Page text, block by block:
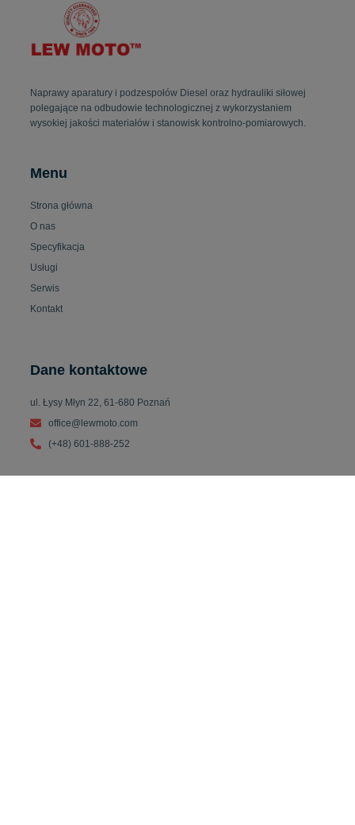
Naprawy aparatury i podzespołów Diesel oraz hydrauliki siłowej
polegające na odbudowie technologicznej z wykorzystaniem
wysokiej jakości materiałów i stanowisk kontrolno-pomiarowych.
Menu
Strona główna
O nas
Specyfikacja
Usługi
Serwis
Kontakt
Dane kontaktowe
ul. Łysy Młyn 22, 61-680 Poznań
office@lewmoto.com
(+48) 601-888-252